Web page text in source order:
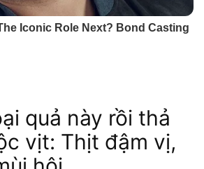
quả này rồi thả
vịt: Thịt đậm vị,